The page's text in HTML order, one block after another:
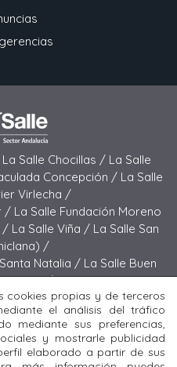
La Salle Chocillas / La Salle
Concepción / La Salle
Virlecha /
/ La Salle Fundación Moreno
/ La Salle Viña / La Salle San
/
Natalia / La Salle Buen
/La Salle San José
Carmen (Melilla) /
El Carmen (San Fernando) /
Felipe Benito /La Salle La
cookies propias y de terceros
el análisis del tráfico
mediante sus preferencias,
y mostrarle publicidad
elaborado a partir de sus